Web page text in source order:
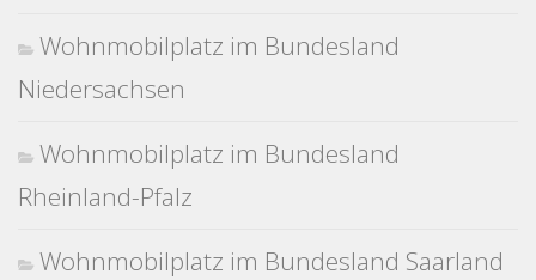
Wohnmobilplatz im Bundesland
Niedersachsen
Wohnmobilplatz im Bundesland
Rheinland-Pfalz
Wohnmobilplatz im Bundesland Saarland